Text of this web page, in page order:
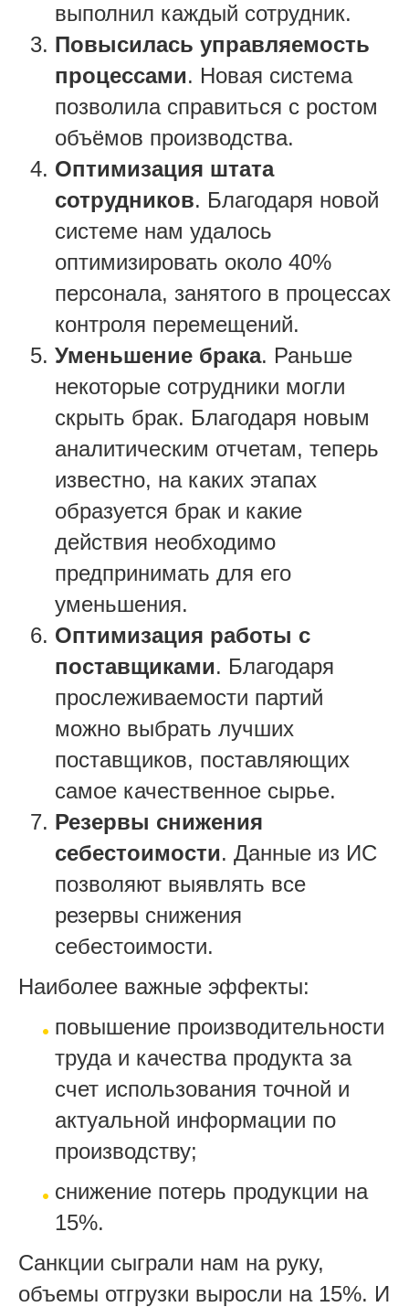
выполнил каждый сотрудник.
Повысилась управляемость
процессами. Новая система
позволила справиться с ростом
объёмов производства.
Оптимизация штата
сотрудников. Благодаря новой
системе нам удалось
оптимизировать около 40%
персонала, занятого в процессах
контроля перемещений.
Уменьшение брака. Раньше
некоторые сотрудники могли
скрыть брак. Благодаря новым
аналитическим отчетам, теперь
известно, на каких этапах
образуется брак и какие
действия необходимо
предпринимать для его
уменьшения.
Оптимизация работы с
поставщиками. Благодаря
прослеживаемости партий
можно выбрать лучших
поставщиков, поставляющих
самое качественное сырье.
Резервы снижения
себестоимости. Данные из ИС
позволяют выявлять все
резервы снижения
себестоимости.
Наиболее важные эффекты:
повышение производительности
труда и качества продукта за
счет использования точной и
актуальной информации по
производству;
снижение потерь продукции на
15%.
Санкции сыграли нам на руку,
объемы отгрузки выросли на 15%. И